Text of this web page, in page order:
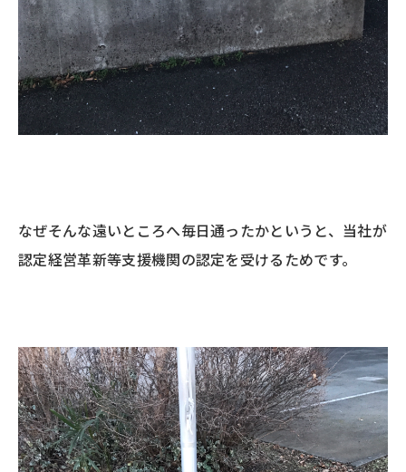
なぜそんな遠いところへ毎日通ったかというと、当社が
認定経営革新等支援機関の認定を受けるためです。